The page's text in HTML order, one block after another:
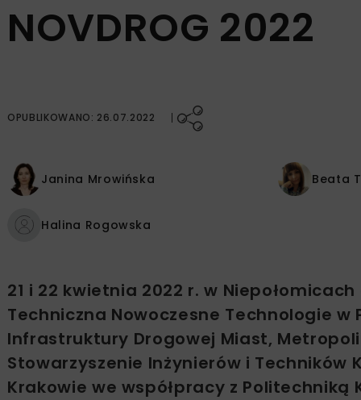
NOVDROG 2022
OPUBLIKOWANO: 26.07.2022
Janina Mrowińska Beata
Halina Rogowska
21 i 22 kwietnia 2022 r. w
Techniczna Nowoczesne Technologie
Infrastruktury Drogowej Miast,
Stowarzyszenie Inżynierów i Techników
Krakowie we współpracy z Politechniką